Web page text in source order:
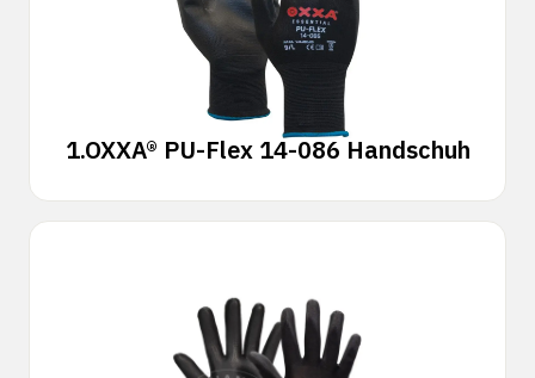
1.OXXA® PU-Flex 14-086 Handschuh